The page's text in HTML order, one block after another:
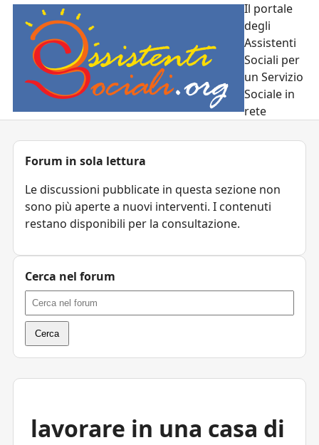
Il portale
degli
Assistenti
Sociali per
un Servizio
Sociale in
rete
lavorare in una casa di
Forum in sola lettura
Le discussioni pubblicate in questa sezione non
sono più aperte a nuovi interventi. I contenuti
restano disponibili per la consultazione.
Cerca nel forum
Cerca